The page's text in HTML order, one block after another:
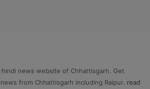
hindi news website of Chhattisgarh. Get
from Chhattisgarh including Raipur. read